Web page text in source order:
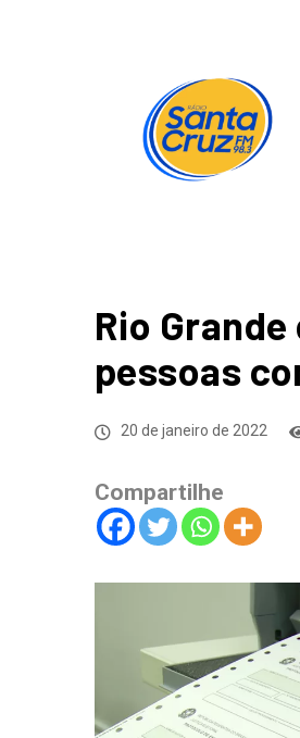
Rio
pessoas
20 de janeiro de 2022
Compartilhe